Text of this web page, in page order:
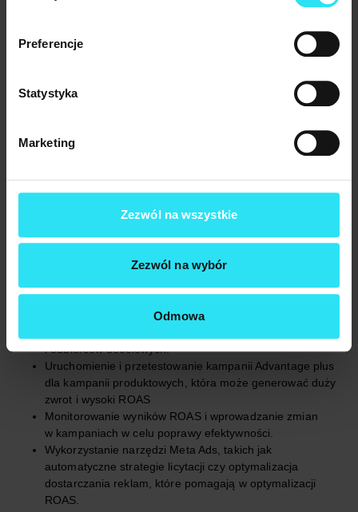
Preferencje
Statystyka
Marketing
Zezwól na wszystkie
Zezwól na wybór
Odmowa
Ustalanie celów ROAS dla poszczególnych kampanii, grup
Monitorowanie wyników ROAS na bieżąco i wprowadzanie
zmian w kampaniach w celu poprawy efektywności.
automatyczne strategie licytacji, które pomagają
docelowych, co może prowadzić do wyższego ROAS.
ROAS w META ADS: Jak mierzyć
i optymalizować?
Podobnie jak w przypadku Google Ads,ROAS w META ADSjest
na platformach Meta, takich jak Facebook czy Instagram. Aby
mierzyć i optymalizować ROAS w META ADS, warto zastosować
i odbiorców docelowych.
Uruchomienie i przetestowanie kampanii Advantage plus
dla kampanii produktowych, która może generować duży
zwrot i wysoki ROAS
Monitorowanie wyników ROAS i wprowadzanie zmian
w kampaniach w celu poprawy efektywności.
Wykorzystanie narzędzi Meta Ads, takich jak
automatyczne strategie licytacji czy optymalizacja
dostarczania reklam, które pomagają w optymalizacji
ROAS.